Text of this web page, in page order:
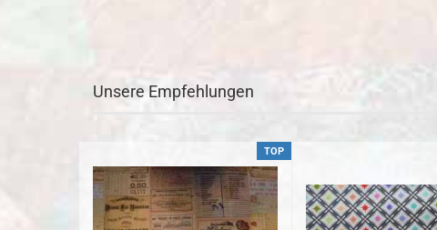
Unsere Empfehlungen
TOP